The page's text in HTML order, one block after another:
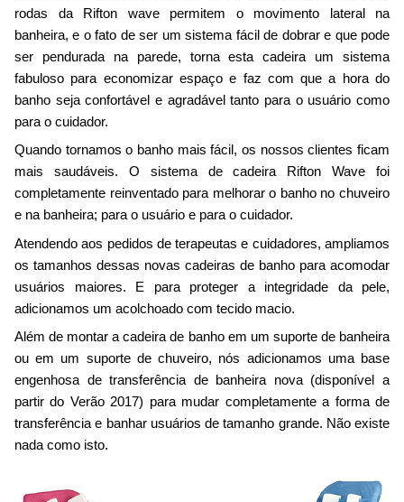
rodas da Rifton wave permitem o movimento lateral na
banheira, e o fato de ser um sistema fácil de dobrar e que pode
ser pendurada na parede, torna esta cadeira um sistema
fabuloso para economizar espaço e faz com que a hora do
banho seja confortável e agradável tanto para o usuário como
para o cuidador.
Quando tornamos o banho mais fácil, os nossos clientes ficam
mais saudáveis. O sistema de cadeira Rifton Wave foi
completamente reinventado para melhorar o banho no chuveiro
e na banheira; para o usuário e para o cuidador.
Atendendo aos pedidos de terapeutas e cuidadores, ampliamos
os tamanhos dessas novas cadeiras de banho para acomodar
usuários maiores. E para proteger a integridade da pele,
adicionamos um acolchoado com tecido macio.
Além de montar a cadeira de banho em um suporte de banheira
ou em um suporte de chuveiro, nós adicionamos uma base
engenhosa de transferência de banheira nova (disponível a
partir do Verão 2017) para mudar completamente a forma de
transferência e banhar usuários de tamanho grande. Não existe
nada como isto.